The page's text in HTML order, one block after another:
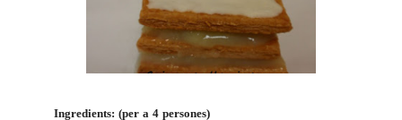
Ingredients: (per a 4 persones)